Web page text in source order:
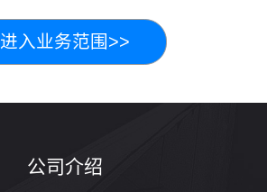
进入业务范围>>
公司介绍